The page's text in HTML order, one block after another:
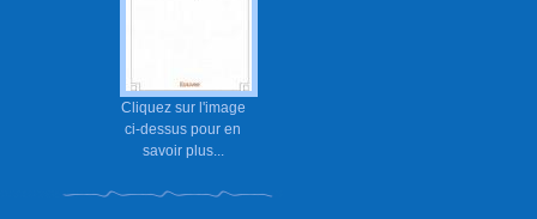
Cliquez sur l'image
ci-dessus pour en
savoir plus...